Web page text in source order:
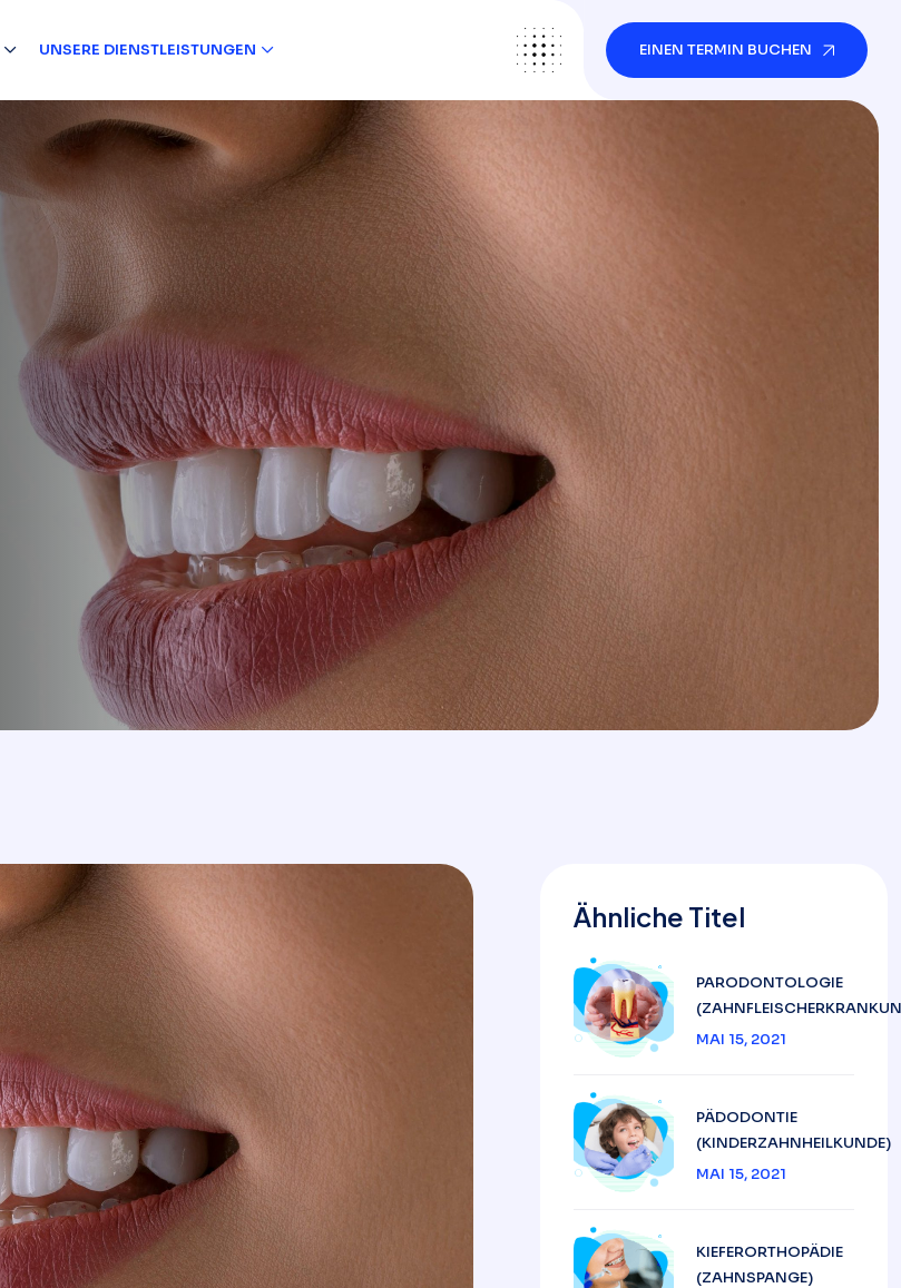
UNSERE DIENSTLEISTUNGEN EINEN TERMIN BUCHEN
Ähnliche Titel
PARODONTOLOGIE
MAI 15, 2021
PÄDODONTIE
(KINDERZAHNHEILKUNDE)
MAI 15, 2021
KIEFERORTHOPÄDIE
(ZAHNSPANGE)